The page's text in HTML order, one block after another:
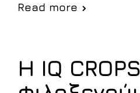
Read more
H IQ CROPS